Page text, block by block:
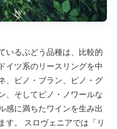
いるぶどう品種は、比較的
イツ系のリースリングを中
、ピノ・ブラン、ピノ・グ
、そしてピノ・ノワールな
感に満ちたワインを生み出
す。 スロヴェニアでは「リ